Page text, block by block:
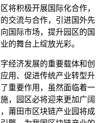
将积极开展国际化合作，
交流与合作，引进国外先
国际市场，提升园区的国
的舞台上绽放光彩。
经济发展的重要载体和创
用、促进传统产业转型升
重要作用，虽然面临着一
，园区必将迎来更加广阔
莆田市区块链产业园将成